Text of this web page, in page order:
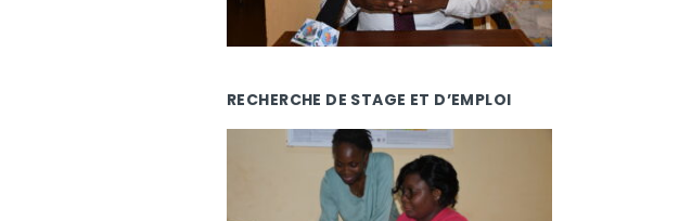
RECHERCHE DE STAGE ET D’EMPLOI